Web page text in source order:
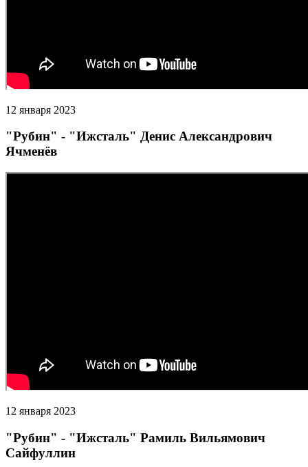
12 января 2023
"Рубин" - "Ижсталь" Денис Александрович
Ячменёв
12 января 2023
"Рубин" - "Ижсталь" Рамиль Вильямович
Сайфуллин